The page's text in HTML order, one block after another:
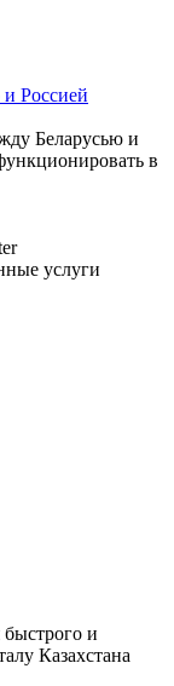
Россией
Беларусью и
в
услуги
и
Казахстана